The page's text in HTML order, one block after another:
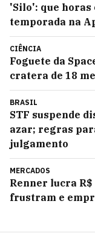
'Silo': que horas
temporada na
CIÊNCIA
Foguete da
cratera de 18
BRASIL
STF suspende
azar; regras
julgamento
MERCADOS
Renner lucra
frustram e